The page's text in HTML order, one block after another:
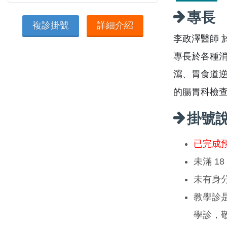
複診掛號 詳細介紹 專長
李政澤醫師
專長於各種
瀉、胃食道
的腸胃科檢
掛號
已完成
未滿 18
未有身
教學診
學診，